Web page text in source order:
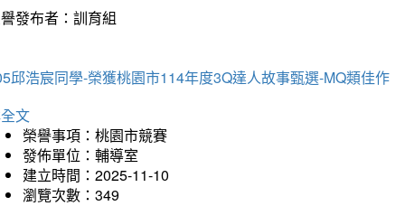
發布者：訓育組
邱浩宸同學-榮獲桃園市114年度3Q達人故事甄選-MQ類佳作
文
榮譽事項：桃園市競賽
發佈單位：輔導室
建立時間：2025-11-10
瀏覽次數：349